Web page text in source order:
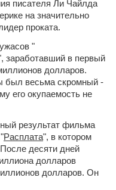
писателя Ли Чайлда
на значительно
проката.
"
заработавший в первый
долларов.
был весьма скромный -
его окупаемость не
результат фильма
Расплата", в котором
десяти дней
долларов
долларов. Он